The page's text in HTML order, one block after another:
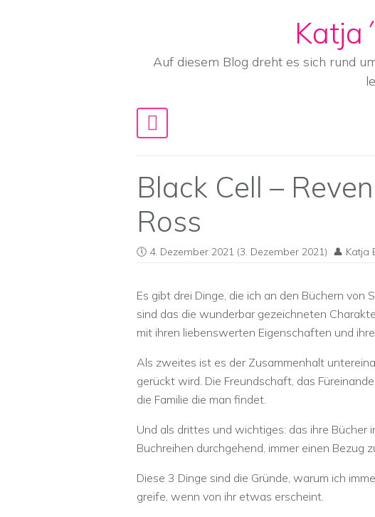
Auf diesem Blog dreht es sich rund
Main Navigation
Black Cell –
Ross
4. Dezember 2021 (3. Dezember 2021) Katja
Es gibt drei Dinge, die ich an den Büchern von
sind das die wunderbar gezeichneten
mit ihren liebenswerten Eigenschaften und
Als zweites ist es der Zusammenhalt
gerückt wird. Die Freundschaft, das
die Familie die man findet.
Und als drittes und wichtiges: das ihre Bücher
Buchreihen durchgehend, immer einen Bezug
Diese 3 Dinge sind die Gründe, warum ich
greife, wenn von ihr etwas erscheint.